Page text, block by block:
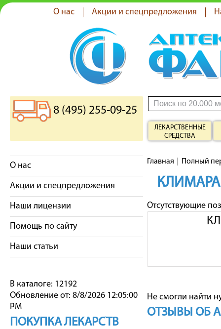
О нас Акции и спецпредложения
8 (495) 255-09-25
ЛЕКАРСТВЕННЫЕ
СРЕДСТВА
О нас
Акции и спецпредложения
Наши лицензии
Помощь по сайту
Наши статьи
В каталоге: 12192
Обновление от: 8/8/2026 12:05:00
PM
ПОКУПКА ЛЕКАРСТВ
Главная Полный
КЛИМАРА
Отсутствующие
Не смогли найти
ОТЗЫВЫ ОБ